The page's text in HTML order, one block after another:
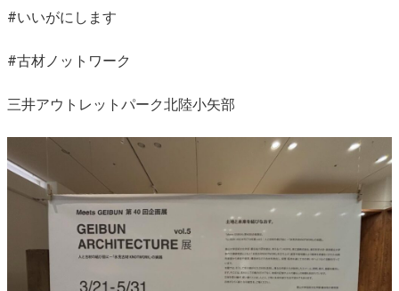
#いいがにします
#古材ノットワーク
三井アウトレットパーク北陸小矢部